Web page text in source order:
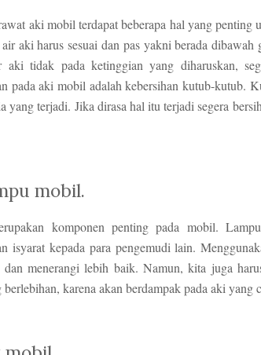
aki mobil terdapat beberapa hal yang
aki harus sesuai dan pas yakni berada
aki tidak pada ketinggian yang diharuskan,
pada aki mobil adalah kebersihan kutub-kutub.
yang terjadi. Jika dirasa hal itu terjadi segera
mobil.
komponen penting pada mobil.
isyarat kepada para pengemudi lain.
menerangi lebih baik. Namun, kita juga
karena akan berdampak pada aki yang